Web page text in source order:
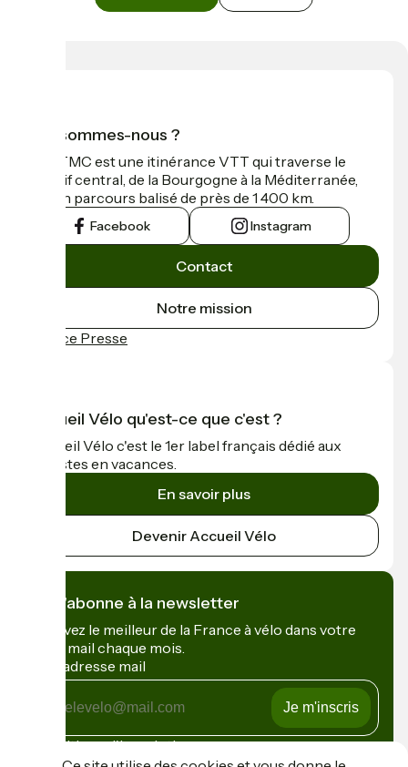
Qui sommes-nous ?
La GTMC est une itinérance VTT qui traverse le
Massif central, de la Bourgogne à la Méditerranée,
sur un parcours balisé de près de 1 400 km.
Facebook Instagram
Contact
Notre mission
Espace Presse
Accueil Vélo qu'est-ce que c'est ?
Accueil Vélo c'est le 1er label français dédié aux
cyclistes en vacances.
En savoir plus
Devenir Accueil Vélo
Je m'abonne à la newsletter
Recevez le meilleur de la France à vélo dans votre
boîte mail chaque mois.
Mon adresse mail
Mon
adresse
Conditions d'inscription